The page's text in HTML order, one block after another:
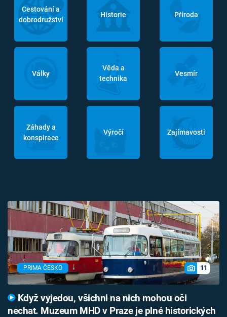
Cestování a
dobrodružství
Historie Příroda
Války
Věda a
technika
Vesmír
Záhady a
konspirace
Výročí Zajímavosti
PRIMA ČESKO 11
Když vyjedou, všichni na nich mohou oči
nechat. Muzeum MHD v Praze je plné historických